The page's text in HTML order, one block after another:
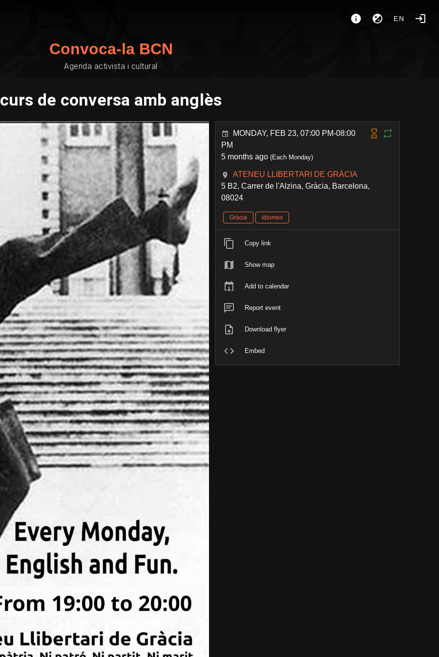
EN
Convoca-la BCN
Agenda activista i cultural
curs de conversa amb anglès
MONDAY, FEB 23, 07:00 PM-08:00
PM
5 months ago (Each Monday)
ATENEU LLIBERTARI DE GRÀCIA
5 B2, Carrer de l'Alzina, Gràcia, Barcelona,
08024
Gràcia idiomes
Copy link
Show map
Add to calendar
Report event
Download flyer
Embed